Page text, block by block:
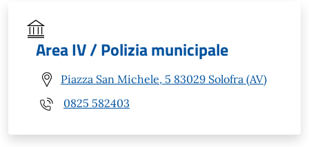
Area IV / Polizia municipale
Piazza San Michele, 5 83029 Solofra (AV)
0825 582403